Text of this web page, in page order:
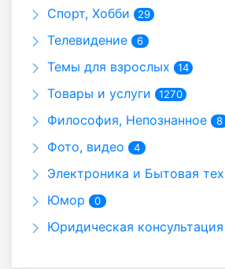
Спорт, Хобби 29
Телевидение 6
Темы для взрослых 14
Товары и услуги 1270
Философия, Непознанное 8
Фото, видео 4
Электроника и Бытовая
Юмор 0
Юридическая консультация